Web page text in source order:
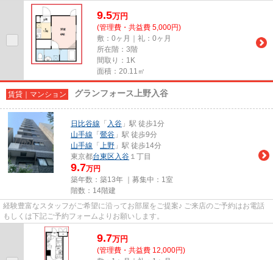
9.5万円
(管理費・共益費 5,000円)
敷：0ヶ月｜礼：0ヶ月
所在階：3階
間取り：1K
面積：20.11㎡
賃貸｜マンション グランフォース上野入谷
日比谷線 「 入谷 」駅 徒歩1分
山手線 「 鶯谷 」駅 徒歩9分
山手線 「 上野 」駅 徒歩14分
東京都台東区 入谷 １丁目
9.7万円
築年数：築13年 ｜募集中： 1室
階数：14階建
経験豊富なスタッフがご希望に沿ってお部屋をご提案♪ ご来店のご予約はお電話
もしくは下記ご予約フォームよりお願いします。
9.7万円
(管理費・共益費 12,000円)